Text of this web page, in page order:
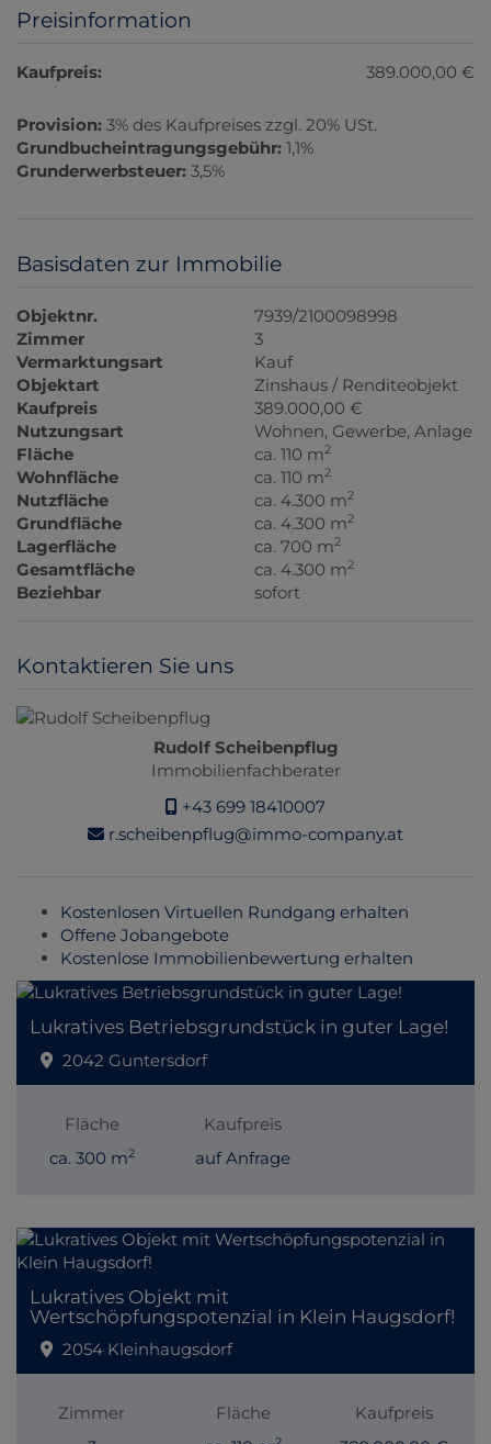
Preisinformation
Kaufpreis: 389.000,00 €
Provision: 3% des Kaufpreises zzgl. 20% USt.
Grundbucheintragungsgebühr: 1,1%
Grunderwerbsteuer: 3,5%
Basisdaten zur Immobilie
Objektnr.
7939/2100098998
Zimmer
3
Vermarktungsart
Kauf
Objektart
Zinshaus / Renditeobjekt
Kaufpreis
389.000,00 €
Nutzungsart
Wohnen Gewerbe Anlage
Fläche
ca. 110 m2
Wohnfläche ca. 110 m2
Nutzfläche ca. 4.300 m2
Grundfläche ca. 4.300 m2
Lagerfläche ca. 700 m2
Gesamtfläche ca. 4.300 m2
Beziehbar sofort
Kontaktieren Sie uns
Rudolf Scheibenpflug
Immobilienfachberater
+43 699 18410007
r.scheibenpflug@immo-company.at
Kostenlosen Virtuellen Rundgang erhalten
Offene Jobangebote
Kostenlose Immobilienbewertung erhalten
Lukratives Betriebsgrundstück in guter Lage!
2042 Guntersdorf
Fläche
ca. 300 m2
Kaufpreis
auf Anfrage
Lukratives Objekt mit
Wertschöpfungspotenzial in Klein Haugsdorf!
2054 Kleinhaugsdorf
Zimmer
Fläche
Kaufpreis